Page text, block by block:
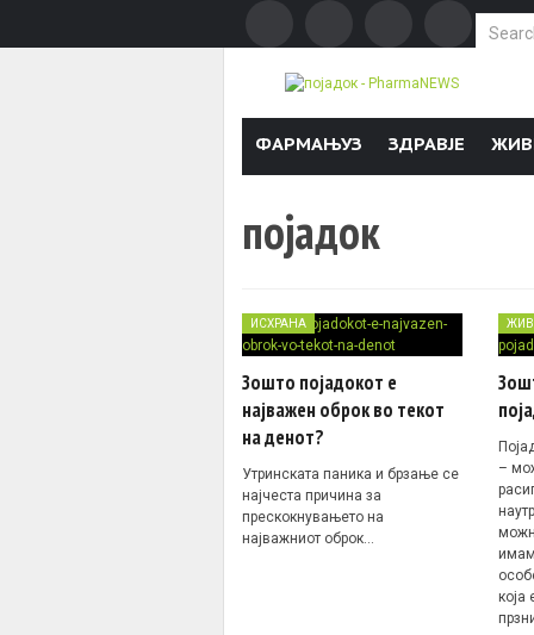
Search
ФАРМАЊУЗ ЗДРАВЈЕ
појадок
ИСХРАНА
Зошто појадокот е
најважен оброк во текот
на денот?
Утринската паника и брзање се
најчеста причина за
прескокнувањето на
најважниот оброк…
–
која